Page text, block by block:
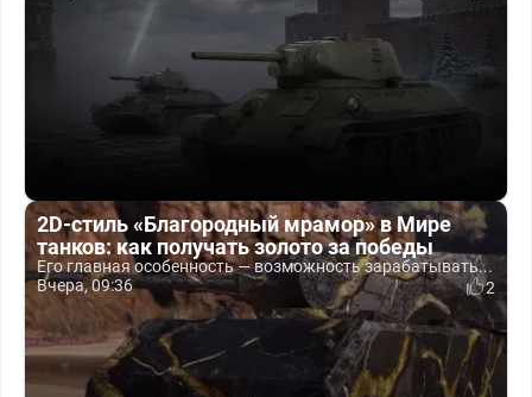
2D-стиль «Благородный мрамор» в Мире
танков: как получать золото за победы
Его главная особенность — возможность зарабатывать...
Вчера, 09:36
2